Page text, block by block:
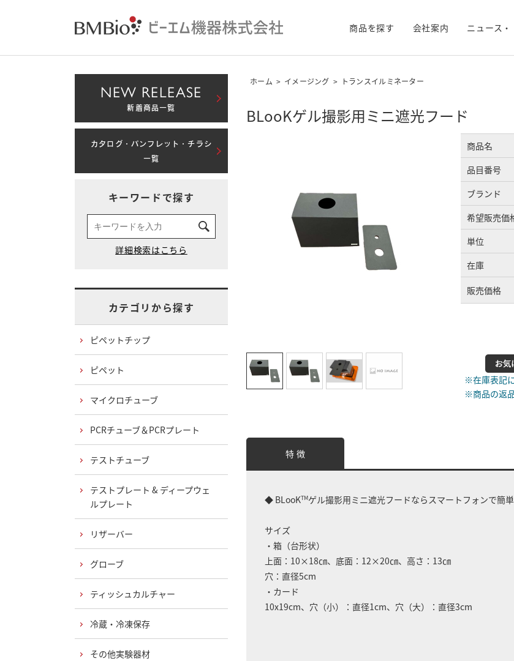
商品を探す 会社案内 ニュース・
ホーム > イメージング > トランスイルミネーター
BLooKゲル撮影用ミニ遮光フード
仕様が変更にな
商品名
品目番号
ブランド
希望販売価
単位
在庫
販売価格
※在庫表記
※商品の返
特 徴
◆ BLooKTMゲル撮影用ミニ遮光フードならスマートフォンで簡
サイズ
・箱（台形状）
上面：10×18㎝、底面：12×20㎝、高さ：13㎝
穴：直径5cm
・カード
10x19cm、穴（小）：直径1cm、穴（大）：直径3cm
NEW RELEASE
新着商品一覧
カタログ・パンフレット・チラシ
一覧
キーワードで探す
カテゴリから探す
ピペットチップ
ピペット
マイクロチューブ
PCRチューブ＆PCRプレート
テストチューブ
テストプレート & ディープウェ
ルプレート
リザーバー
グローブ
ティッシュカルチャー
冷蔵・冷凍保存
その他実験器材